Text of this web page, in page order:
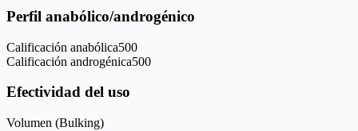
Perfil anabólico/androgénico
Calificación anabólica500
Calificación androgénica500
Efectividad del uso
Volumen (Bulking)